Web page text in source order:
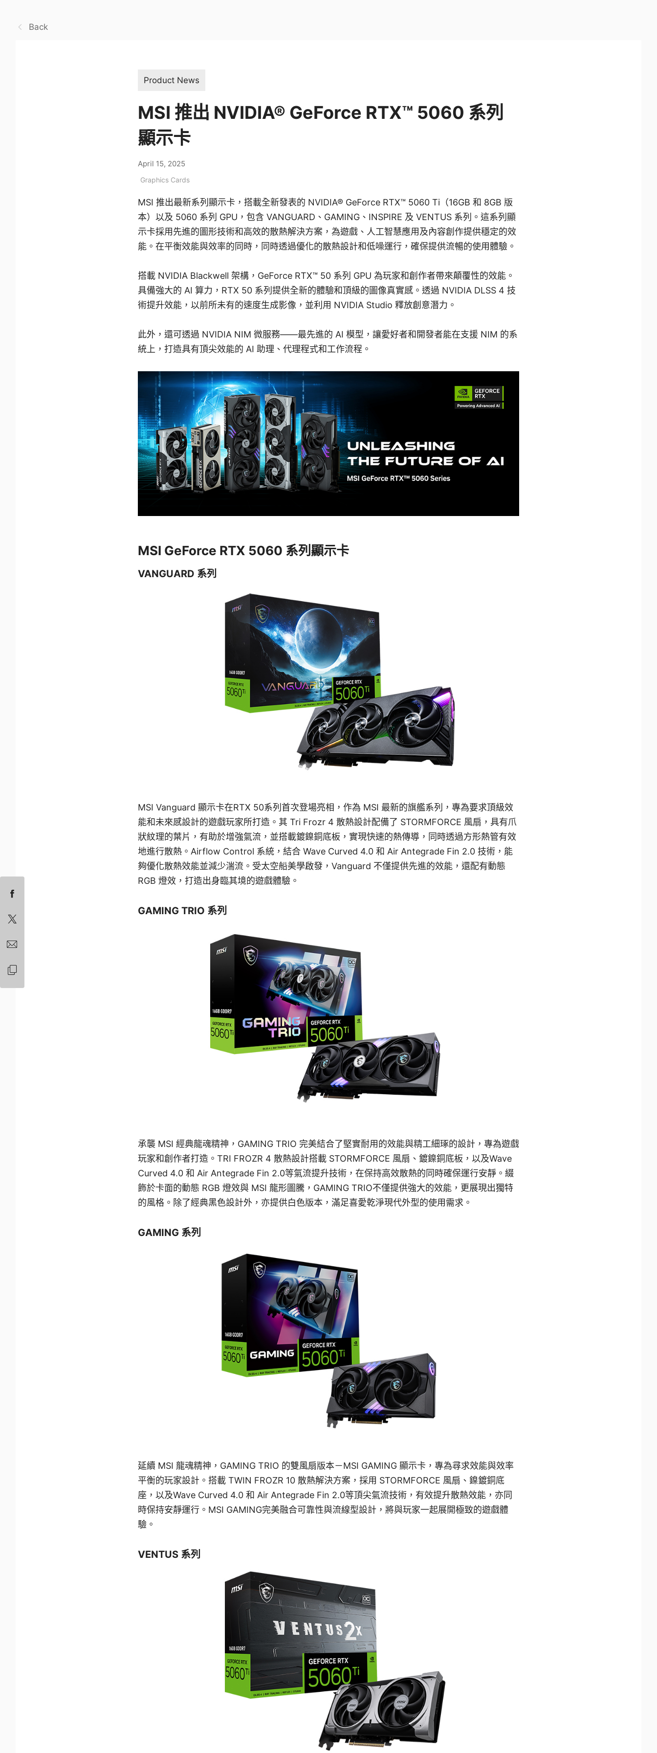
Back
Product News
MSI 推出 NVIDIA® GeForce RTX™ 5060 系列
顯示卡
April 15, 2025
Graphics Cards
MSI 推出最新系列顯示卡，搭載全新發表的 NVIDIA® GeForce RTX™ 5060 Ti（16GB 和 8GB 版
本）以及 5060 系列 GPU，包含 VANGUARD、GAMING、INSPIRE 及 VENTUS 系列。這系列顯
示卡採用先進的圖形技術和高效的散熱解決方案，為遊戲、人工智慧應用及內容創作提供穩定的效
能。在平衡效能與效率的同時，同時透過優化的散熱設計和低噪運行，確保提供流暢的使用體驗。
搭載 NVIDIA Blackwell 架構，GeForce RTX™ 50 系列 GPU 為玩家和創作者帶來顛覆性的效能。
具備強大的 AI 算力，RTX 50 系列提供全新的體驗和頂級的圖像真實感。透過 NVIDIA DLSS 4 技
術提升效能，以前所未有的速度生成影像，並利用 NVIDIA Studio 釋放創意潛力。
此外，還可透過 NVIDIA NIM 微服務——最先進的 AI 模型，讓愛好者和開發者能在支援 NIM 的系
統上，打造具有頂尖效能的 AI 助理、代理程式和工作流程。
MSI GeForce RTX 5060 系列顯示卡
VANGUARD 系列
MSI Vanguard 顯示卡在RTX 50系列首次登場亮相，作為 MSI 最新的旗艦系列，專為要求頂級效
能和未來感設計的遊戲玩家所打造。其 Tri Frozr 4 散熱設計配備了 STORMFORCE 風扇，具有爪
狀紋理的葉片，有助於增強氣流，並搭載鍍鎳銅底板，實現快速的熱傳導，同時透過方形熱管有效
地進行散熱。Airflow Control 系統，結合 Wave Curved 4.0 和 Air Antegrade Fin 2.0 技術，能
夠優化散熱效能並減少湍流。受太空船美學啟發，Vanguard 不僅提供先進的效能，還配有動態
RGB 燈效，打造出身臨其境的遊戲體驗。
GAMING TRIO 系列
承襲 MSI 經典龍魂精神，GAMING TRIO 完美結合了堅實耐用的效能與精工細琢的設計，專為遊戲
玩家和創作者打造。TRI FROZR 4 散熱設計搭載 STORMFORCE 風扇、鍍鎳銅底板，以及Wave
Curved 4.0 和 Air Antegrade Fin 2.0等氣流提升技術，在保持高效散熱的同時確保運行安靜。綴
飾於卡面的動態 RGB 燈效與 MSI 龍形圖騰，GAMING TRIO不僅提供強大的效能，更展現出獨特
的風格。除了經典黑色設計外，亦提供白色版本，滿足喜愛乾淨現代外型的使用需求。
GAMING 系列
延續 MSI 龍魂精神，GAMING TRIO 的雙風扇版本－MSI GAMING 顯示卡，專為尋求效能與效率
平衡的玩家設計。搭載 TWIN FROZR 10 散熱解決方案，採用 STORMFORCE 風扇、鎳鍍銅底
座，以及Wave Curved 4.0 和 Air Antegrade Fin 2.0等頂尖氣流技術，有效提升散熱效能，亦同
時保持安靜運行。MSI GAMING完美融合可靠性與流線型設計，將與玩家一起展開極致的遊戲體
驗。
VENTUS 系列